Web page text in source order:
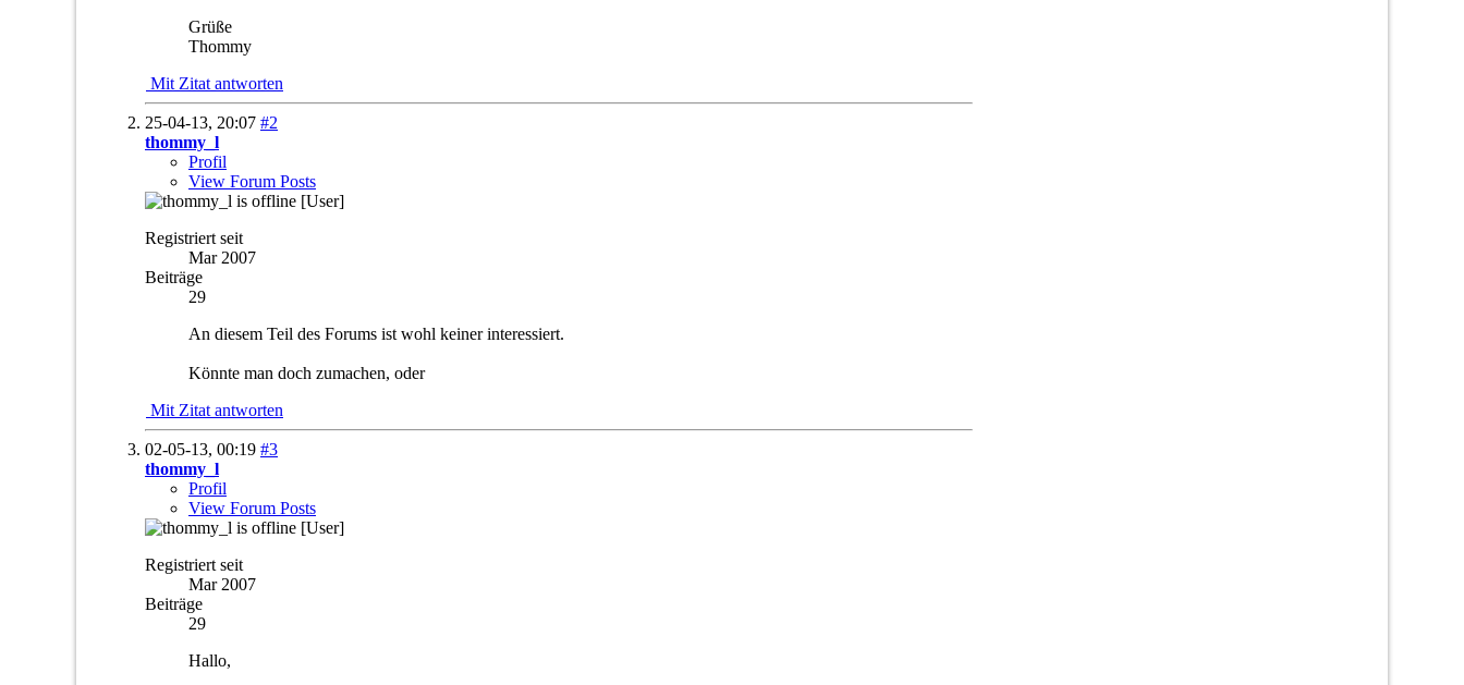
Grüße
Thommy
Mit Zitat antworten
25-04-13, 20:07 #2
thommy_l
Profil
View Forum Posts
[User]
Registriert seit
Mar 2007
Beiträge
29
An diesem Teil des Forums ist wohl keiner interessiert.
Könnte man doch zumachen, oder
Mit Zitat antworten
02-05-13, 00:19 #3
thommy_l
Profil
View Forum Posts
[User]
Registriert seit
Mar 2007
Beiträge
29
Hallo,